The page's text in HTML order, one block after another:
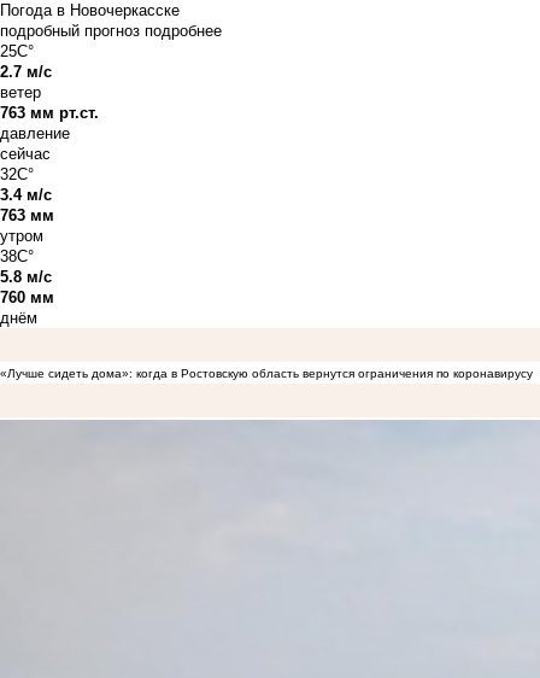
Погода в Новочеркасске
подробный прогноз подробнее
25C°
2.7 м/с
ветер
763 мм рт.ст.
давление
сейчас
32C°
3.4 м/с
763 мм
утром
38C°
5.8 м/с
760 мм
днём
«Лучше сидеть дома»: когда в Ростовскую область вернутся ограничения по коронавирусу